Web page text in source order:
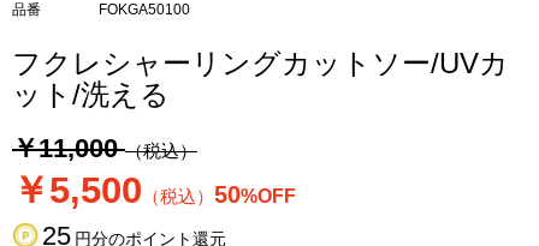
品番
FOKGA50100
フクレシャーリングカットソー/UVカ
ット/洗える
￥11,000（税込）
￥5,500 （税込） 50%OFF
25 円分のポイント還元